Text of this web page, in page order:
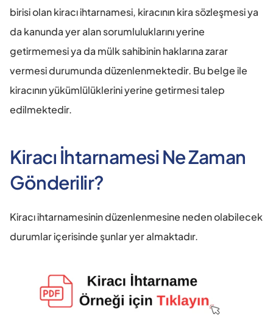
birisi olan kiracı ihtarnamesi, kiracının kira sözleşmesi ya
da kanunda yer alan sorumluluklarını yerine
getirmemesi ya da mülk sahibinin haklarına zarar
vermesi durumunda düzenlenmektedir. Bu belge ile
kiracının yükümlülüklerini yerine getirmesi talep
edilmektedir.
Kiracı İhtarnamesi Ne Zaman
Gönderilir?
Kiracı ihtarnamesinin düzenlenmesine neden olabilecek
durumlar içerisinde şunlar yer almaktadır.